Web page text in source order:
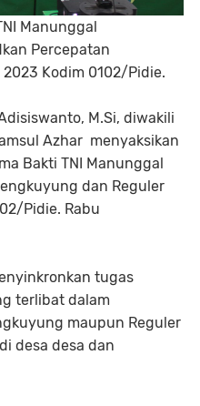
Manunggal
Percepatan
Kodim 0102/Pidie.
M.Si, diwakili
Azhar menyaksikan
Bakti TNI Manunggal
dan Reguler
Pidie. Rabu
tugas
terlibat dalam
maupun Reguler
desa desa dan